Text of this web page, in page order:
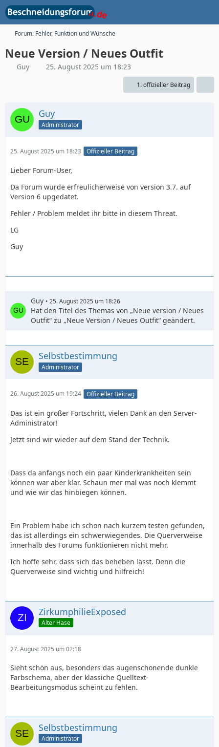
Forum: Fehler, Funktion und Wünsche
Neue Version / Neues Outfit
Guy 25. August 2025 um 18:23
1. offizieller Beitrag
Guy
Administrator
25. August 2025 um 18:23 Offizieller Beitrag
Lieber Forum-User,
Da Forum wurde erfreulicherweise von version 3.7. auf
Version 6 upgedatet.
Fehler / Problem meldet ihr bitte in diesem Threat.
LG
Guy
Guy 25. August 2025 um 18:26
Hat den Titel des Themas von „Neue version / Neues
Outfit“ zu „Neue Version / Neues Outfit“ geändert.
Selbstbestimmung
Administrator
26. August 2025 um 19:24 Offizieller Beitrag
Das ist ein großer Fortschritt, vielen Dank an den Server-
Administrator!
Jetzt sind wir wieder auf dem Stand der Technik.
Dass da anfangs noch ein paar Kinderkrankheiten sein
können war aber klar. Schaun mer mal was noch klemmt
und wie wir das hinbiegen können.
Ein Problem habe ich schon nach kurzem testen gefunden,
das ist allerdings ein schwerwiegendes. Die Querverweise
innerhalb des Forums funktionieren nicht mehr.
Ich hoffe sehr, dass sich das beheben lässt. Denn die
Querverweise sind wichtig und hilfreich!
ZirkumphilieExposed
Alter Hase
27. August 2025 um 02:18
Sieht schön aus, besonders das augenschonende dunkle
Farbschema, aber der klassiche Quelltext-
Bearbeitungsmodus scheint zu fehlen.
Selbstbestimmung
Administrator